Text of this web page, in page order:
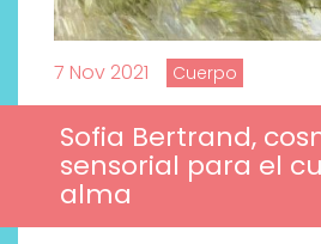
7 Nov 2021 Cuerpo
Sofia Bertrand,
sensorial para el
alma